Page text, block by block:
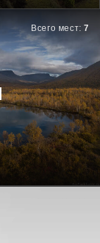
Всего мест:7